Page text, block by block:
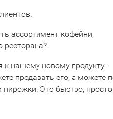
ассортимент кофейни,
ресторана?
к нашему новому продукту -
продавать его, а можете
пирожки. Это быстро,